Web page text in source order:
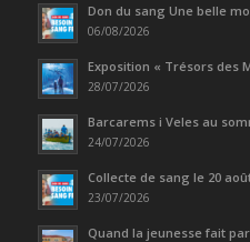
Don du sang Une belle
06/08/2026
Exposition « Trésors des
28/07/2026
Barcarems i Veles au
24/07/2026
Collecte de sang le 20
23/07/2026
Quand la jeunesse fait